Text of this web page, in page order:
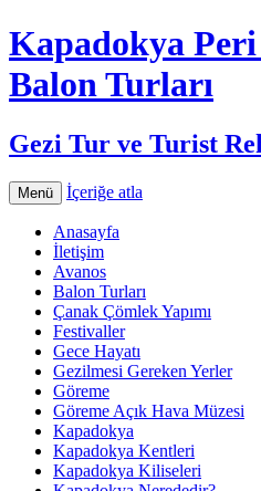
Kapadokya Peri
Balon Turları
Gezi Tur ve Turist
Menü İçeriğe atla
Anasayfa
İletişim
Avanos
Balon Turları
Çanak Çömlek Yapımı
Festivaller
Gece Hayatı
Gezilmesi Gereken Yerler
Göreme
Göreme Açık Hava Müzesi
Kapadokya
Kapadokya Kentleri
Kapadokya Kiliseleri